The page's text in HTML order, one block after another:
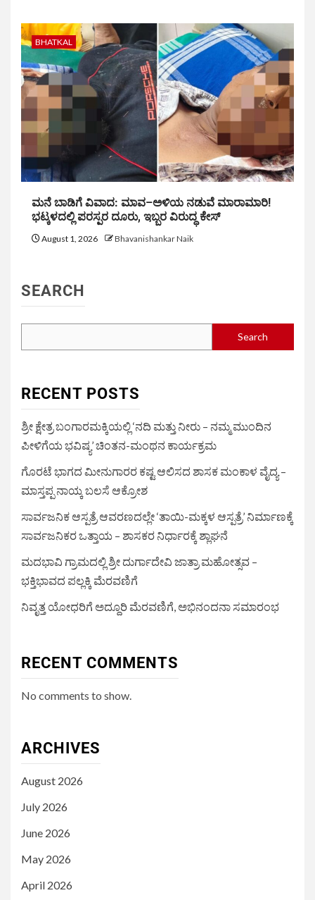
BHATKAL
ಮನೆ ಬಾಡಿಗೆ ವಿವಾದ: ಮಾವ–ಅಳಿಯ ನಡುವೆ ಮಾರಾಮಾರಿ!
ಭಟ್ಕಳದಲ್ಲಿ ಪರಸ್ಪರ ದೂರು, ಇಬ್ಬರ ವಿರುದ್ಧ ಕೇಸ್
August 1, 2026 Bhavanishankar Naik
SEARCH
Search
RECENT POSTS
ಶ್ರೀ ಕ್ಷೇತ್ರ ಬಂಗಾರಮಕ್ಕಿಯಲ್ಲಿ ‘ನದಿ ಮತ್ತು ನೀರು – ನಮ್ಮ ಮುಂದಿನ
ಪೀಳಿಗೆಯ ಭವಿಷ್ಯ’ ಚಿಂತನ-ಮಂಥನ ಕಾರ್ಯಕ್ರಮ
ಗೊರಟೆ ಭಾಗದ ಮೀನುಗಾರರ ಕಷ್ಟ ಆಲಿಸದ ಶಾಸಕ ಮಂಕಾಳ ವೈದ್ಯ –
ಮಾಸ್ತಪ್ಪ ನಾಯ್ಕ ಬಲಸೆ ಆಕ್ರೋಶ
ಸಾರ್ವಜನಿಕ ಆಸ್ಪತ್ರೆ ಆವರಣದಲ್ಲೇ ‘ತಾಯಿ-ಮಕ್ಕಳ ಆಸ್ಪತ್ರೆ’ ನಿರ್ಮಾಣಕ್ಕೆ
ಸಾರ್ವಜನಿಕರ ಒತ್ತಾಯ – ಶಾಸಕರ ನಿರ್ಧಾರಕ್ಕೆ ಶ್ಲಾಘನೆ
ಮದಭಾವಿ ಗ್ರಾಮದಲ್ಲಿ ಶ್ರೀ ದುರ್ಗಾದೇವಿ ಜಾತ್ರಾ ಮಹೋತ್ಸವ –
ಭಕ್ತಿಭಾವದ ಪಲ್ಲಕ್ಕಿ ಮೆರವಣಿಗೆ
ನಿವೃತ್ತ ಯೋಧರಿಗೆ ಅದ್ದೂರಿ ಮೆರವಣಿಗೆ, ಅಭಿನಂದನಾ ಸಮಾರಂಭ
RECENT COMMENTS
No comments to show.
ARCHIVES
August 2026
July 2026
June 2026
May 2026
April 2026